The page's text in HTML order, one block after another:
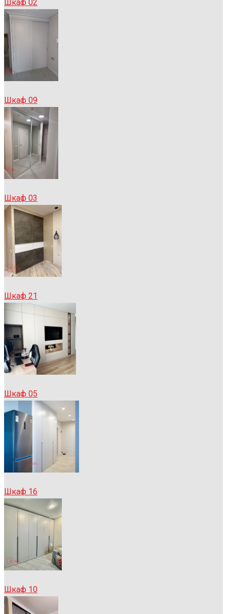
Шкаф 02
Шкаф 09
Шкаф 03
Шкаф 21
Шкаф 05
Шкаф 16
Шкаф 10